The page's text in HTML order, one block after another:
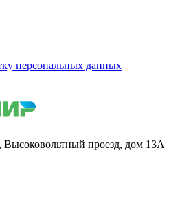
персональных данных
Высоковольтный проезд, дом 13А